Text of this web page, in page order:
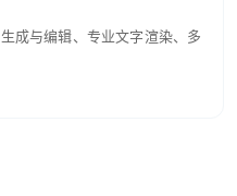
成与编辑、专业文字渲染、多